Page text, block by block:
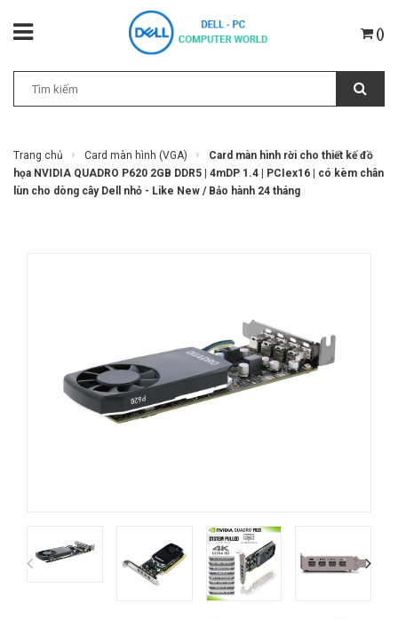
()
Trang chủ Card màn hình (VGA)
Card màn hình rời cho thiết kế đồ
họa NVIDIA QUADRO P620 2GB DDR5 | 4mDP 1.4 | PCIex16 | có kèm chân
lùn cho dòng cây Dell nhỏ - Like New / Bảo hành 24 tháng